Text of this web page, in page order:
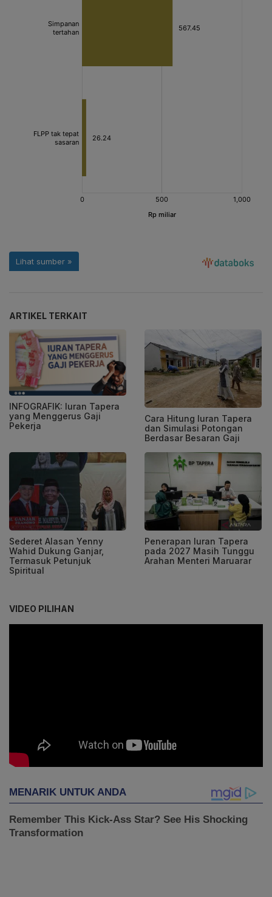
ARTIKEL TERKAIT
INFOGRAFIK: Iuran Tapera
yang Menggerus Gaji
Pekerja
Cara Hitung Iuran Tapera
dan Simulasi Potongan
Berdasar Besaran Gaji
Sederet Alasan Yenny
Wahid Dukung Ganjar,
Termasuk Petunjuk
Spiritual
Penerapan Iuran Tapera
pada 2027 Masih Tunggu
Arahan Menteri Maruarar
VIDEO PILIHAN